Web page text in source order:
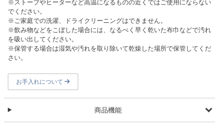
※ストーブやヒーターなど高温になるものの近くではご使用にならない
でください。
※ご家庭での洗濯、ドライクリーニングはできません。
※飲み物などをこぼした場合には、なるべく早く乾いた布巾などで汚れ
を吸い出してください。
※保管する場合は湿気や汚れを取り除いて乾燥した場所で保管してくだ
さい。
お手入れについて
商品機能